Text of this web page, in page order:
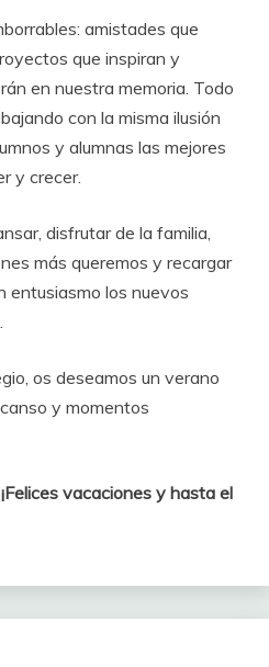
amistades que
que inspiran y
en nuestra memoria. Todo
con la misma ilusión
y alumnas las mejores
y crecer.
disfrutar de la familia,
más queremos y recargar
entusiasmo los nuevos
os deseamos un verano
y momentos
y hasta el